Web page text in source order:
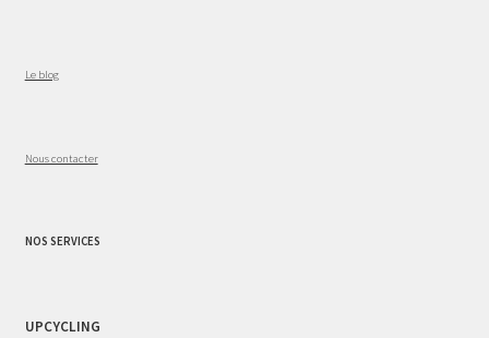
Le blog
Nous contacter
NOS SERVICES
UPCYCLING